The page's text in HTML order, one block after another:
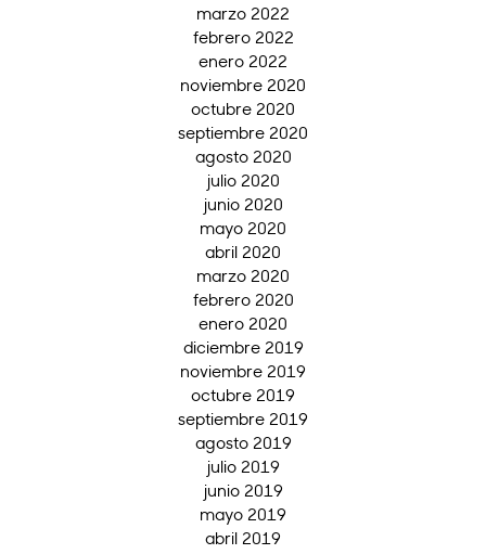
marzo 2022
febrero 2022
enero 2022
noviembre 2020
octubre 2020
septiembre 2020
agosto 2020
julio 2020
junio 2020
mayo 2020
abril 2020
marzo 2020
febrero 2020
enero 2020
diciembre 2019
noviembre 2019
octubre 2019
septiembre 2019
agosto 2019
julio 2019
junio 2019
mayo 2019
abril 2019